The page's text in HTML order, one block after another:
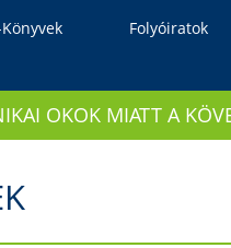
Könyvek Folyóiratok
OKOK MIATT A